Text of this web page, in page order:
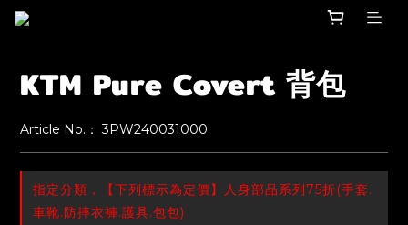
KTM Pure Covert 背包
Article No.： 3PW240031000
指定分類，【下列標示為定價】人身部品系列75折(手套.
車靴.防摔衣褲.護具.包包)